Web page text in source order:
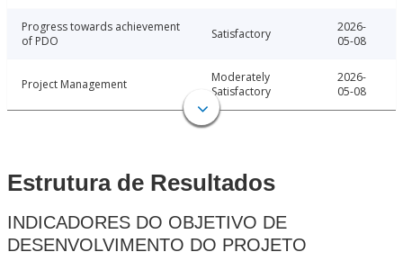
Progress towards achievement
of PDO
Satisfactory
2026-
05-08
Project Management
Moderately
Satisfactory
2026-
05-08
Estrutura de Resultados
INDICADORES DO OBJETIVO DE
DESENVOLVIMENTO DO PROJETO